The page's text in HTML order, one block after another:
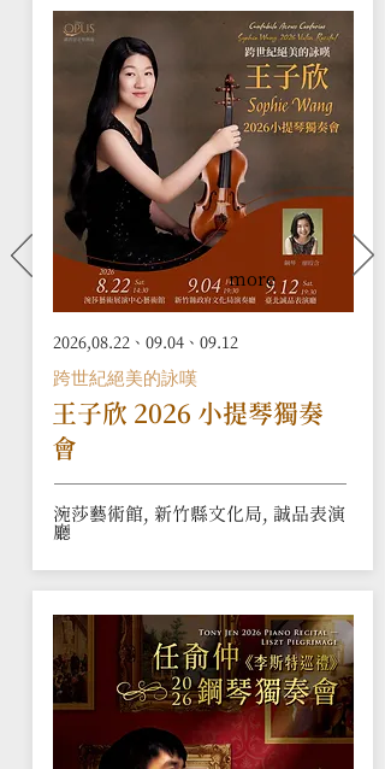
more
2026,08.22、09.04、09.12
跨世紀絕美的詠嘆
王子欣 2026 小提琴獨奏
會
涴莎藝術館, 新竹縣文化局, 誠品表演
廳